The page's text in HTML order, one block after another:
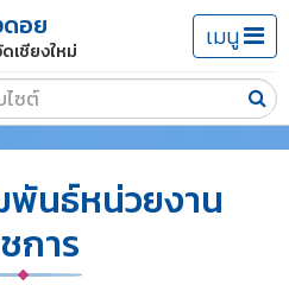
ดอย
เชียงใหม่ เมนู
พันธ์หน่วยงาน
การ